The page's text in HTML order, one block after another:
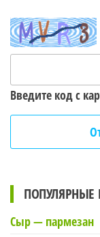
Введите код с
ПОПУЛЯРНЫЕ
Сыр — пармезан